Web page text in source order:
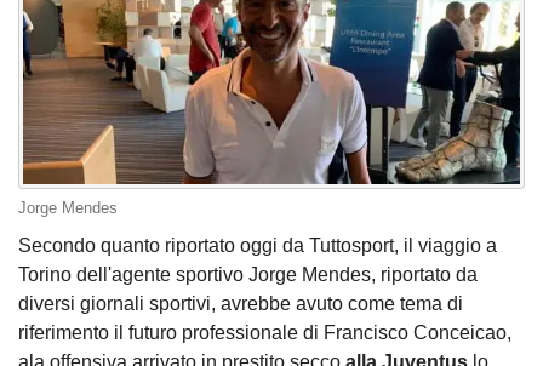
Jorge Mendes
Secondo quanto riportato oggi da Tuttosport, il viaggio a
Torino dell'agente sportivo Jorge Mendes, riportato da
diversi giornali sportivi, avrebbe avuto come tema di
riferimento il futuro professionale di Francisco Conceicao,